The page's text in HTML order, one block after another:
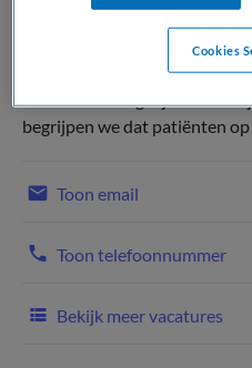
Kies je voor het
carrière vol mogelijkheden!
begrijpen we dat patiënten op
Toon email
Toon telefoonnummer
Bekijk meer vacatures
Cookies